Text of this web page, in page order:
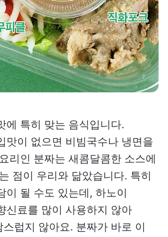
에 특히 맞는 음식입니다.
맛이 없으면 비빔국수나 냉면을
리인 분짜는 새콤달콤한 소스에
점이 우리와 닮았습니다. 특히
이 될 수도 있는데, 하노이
신료를 많이 사용하지 않아
럽지 않아요. 분짜가 바로 이